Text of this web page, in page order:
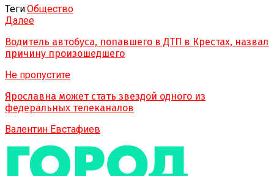
Теги:Обществo
Далее
Водитель автобуса, попавшего в ДТП в Крестах, назвал
причину произошедшего
Не пропустите
Ярославна может стать звездой одного из
федеральных телеканалов
Валентин Евстафиев